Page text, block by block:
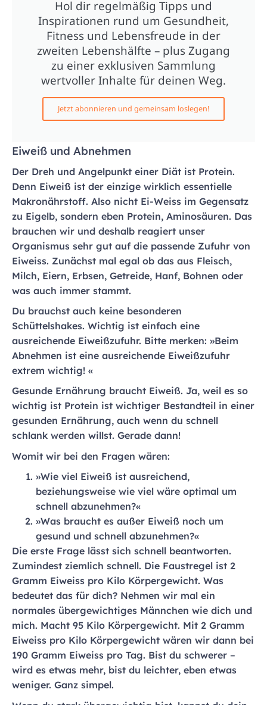
Hol dir regelmäßig Tipps und
Inspirationen rund um Gesundheit,
Fitness und Lebensfreude in der
zweiten Lebenshälfte – plus Zugang
zu einer exklusiven Sammlung
wertvoller Inhalte für deinen Weg.
Jetzt abonnieren und gemeinsam loslegen!
Eiweiß und Abnehmen
Der Dreh und Angelpunkt einer Diät ist Protein.
Denn Eiweiß ist der einzige wirklich essentielle
Makronährstoff. Also nicht Ei-Weiss im Gegensatz
zu Eigelb, sondern eben Protein, Aminosäuren. Das
brauchen wir und deshalb reagiert unser
Organismus sehr gut auf die passende Zufuhr von
Eiweiss. Zunächst mal egal ob das aus Fleisch,
Milch, Eiern, Erbsen, Getreide, Hanf, Bohnen oder
was auch immer stammt.
Du brauchst auch keine besonderen
Schüttelshakes. Wichtig ist einfach eine
ausreichende Eiweißzufuhr. Bitte merken: »Beim
Abnehmen ist eine ausreichende Eiweißzufuhr
extrem wichtig! «
Gesunde Ernährung braucht Eiweiß. Ja, weil es so
wichtig ist Protein ist wichtiger Bestandteil in einer
gesunden Ernährung, auch wenn du schnell
schlank werden willst. Gerade dann!
Womit wir bei den Fragen wären:
»Wie viel Eiweiß ist ausreichend,
beziehungsweise wie viel wäre optimal um
schnell abzunehmen?«
»Was braucht es außer Eiweiß noch um
gesund und schnell abzunehmen?«
Die erste Frage lässt sich schnell beantworten.
Zumindest ziemlich schnell. Die Faustregel ist 2
Gramm Eiweiss pro Kilo Körpergewicht. Was
bedeutet das für dich? Nehmen wir mal ein
normales übergewichtiges Männchen wie dich und
mich. Macht 95 Kilo Körpergewicht. Mit 2 Gramm
Eiweiss pro Kilo Körpergewicht wären wir dann bei
190 Gramm Eiweiss pro Tag. Bist du schwerer –
wird es etwas mehr, bist du leichter, eben etwas
weniger. Ganz simpel.